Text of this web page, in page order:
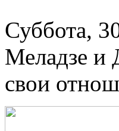
Суббота,
Меладзе и
свои